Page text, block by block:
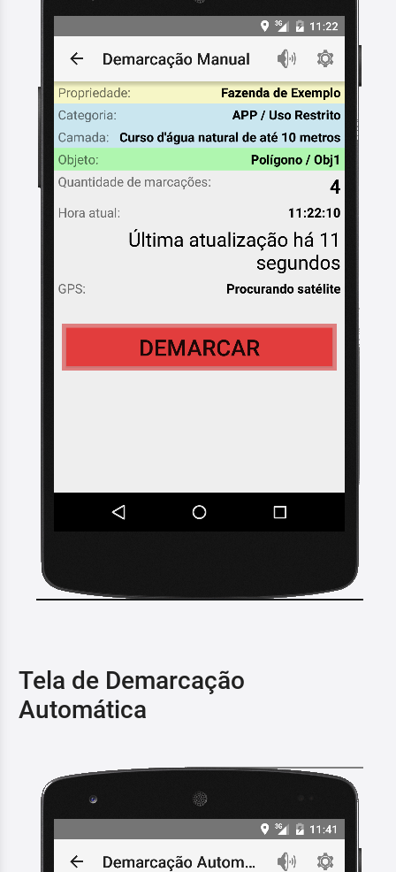
Tela de Demarcação
Automática